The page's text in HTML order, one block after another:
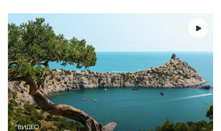
ВИДЕО